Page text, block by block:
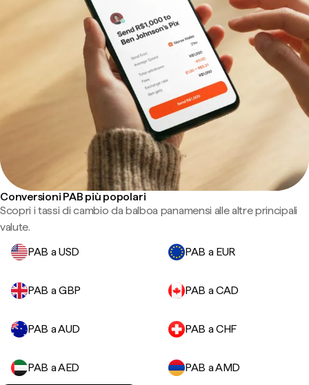
Conversioni PAB più popolari
Scopri i tassi di cambio da balboa panamensi alle altre principali
valute.
PAB a USD
PAB a EUR
PAB a GBP PAB a CAD
PAB a AUD PAB a CHF
PAB a AED
PAB a AMD